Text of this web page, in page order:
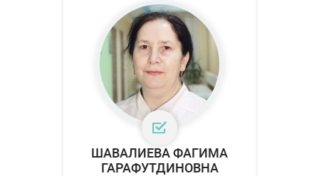
ШАВАЛИЕВА ФАГИМА
ГАРАФУТДИНОВНА